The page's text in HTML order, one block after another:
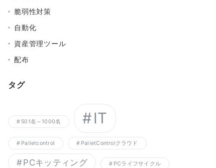
脆弱性対策
自動化
資産管理ツール
配布
タグ
501名～1000名 IT
Palletcontrol PalletControlクラウド
PCキッティング PCライフサイクル